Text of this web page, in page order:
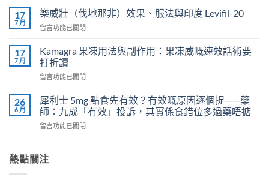
鋼
導
不
孕
嗎？
實
證
告
真
相，
常
人
吃
利
士
怎
3
位
網
實
體
17
7 月
樂威壯（伐地那非）效果、服法與印度 Levifil-20
在
威
壯
（伐
地
非）
效
果、
服
印
留言功能已關閉
17
7 月
Kamagra 果凍用法與副作用：果凍威嘅速效話術要
打折讀
在
果
凍
用
法
作
留言功能已關閉
26
6 月
犀利士 5mg 點食先有效？冇效嘅原因逐個捉——藥
師：九成「冇效」投訴，其實係食錯位多過藥唔掂
在
士
5mg
留言功能已關閉
熱點關注